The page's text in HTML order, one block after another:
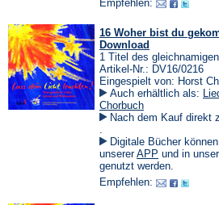
neuen
Empfehlen:
16 Woher bist du
Download
1 Titel des
Artikel-Nr.: DV16/0216
Eingespielt von: Horst
Auch erhältlich als:
Chorbuch
Nach dem Kauf direkt
in
einem
neuen
Tab)
.
Digitale Bücher
unsererAPP (Öffnet
in
neuen
und in
genutzt werden.
Empfehlen: